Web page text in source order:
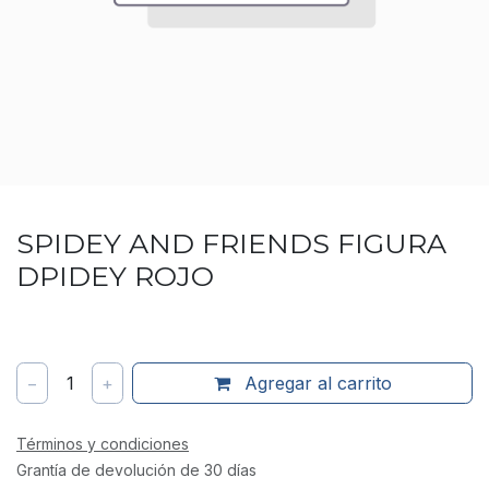
SPIDEY AND FRIENDS FIGURA
DPIDEY ROJO
− 1 + Agregar al carrito
Términos y condiciones
Grantía de devolución de 30 días